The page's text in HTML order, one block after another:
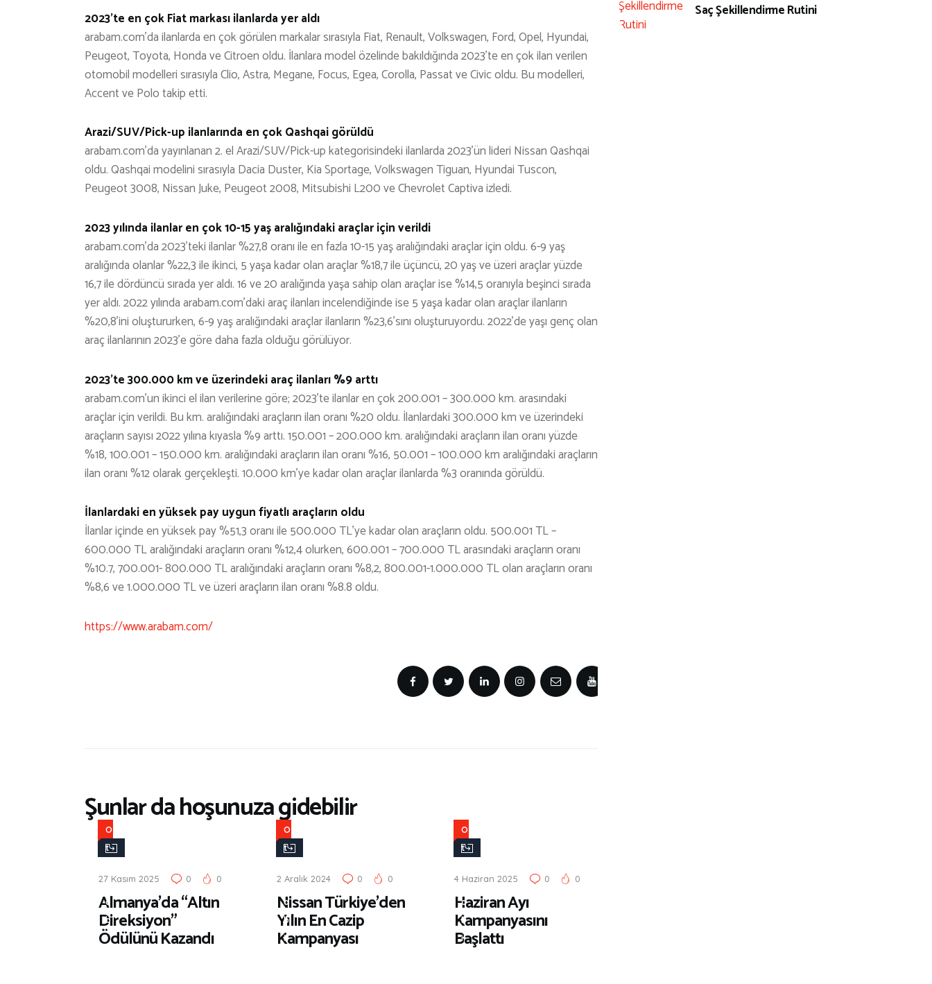
2023’te en çok Fiat markası ilanlarda yer aldı
arabam.com’da ilanlarda en çok görülen markalar sırasıyla Fiat, Renault, Volkswagen, Ford, Opel, Hyundai,
Peugeot, Toyota, Honda ve Citroen oldu. İlanlara model özelinde bakıldığında 2023’te en çok ilan verilen
otomobil modelleri sırasıyla Clio, Astra, Megane, Focus, Egea, Corolla, Passat ve Civic oldu. Bu modelleri,
Accent ve Polo takip etti.
Arazi/SUV/Pick-up ilanlarında en çok Qashqai görüldü
arabam.com’da yayınlanan 2. el Arazi/SUV/Pick-up kategorisindeki ilanlarda 2023’ün lideri Nissan Qashqai
oldu. Qashqai modelini sırasıyla Dacia Duster, Kia Sportage, Volkswagen Tiguan, Hyundai Tuscon,
Peugeot 3008, Nissan Juke, Peugeot 2008, Mitsubishi L200 ve Chevrolet Captiva izledi.
2023 yılında ilanlar en çok 10-15 yaş aralığındaki araçlar için verildi
arabam.com’da 2023’teki ilanlar %27,8 oranı ile en fazla 10-15 yaş aralığındaki araçlar için oldu. 6-9 yaş
aralığında olanlar %22,3 ile ikinci, 5 yaşa kadar olan araçlar %18,7 ile üçüncü, 20 yaş ve üzeri araçlar yüzde
16,7 ile dördüncü sırada yer aldı. 16 ve 20 aralığında yaşa sahip olan araçlar ise %14,5 oranıyla beşinci sırada
yer aldı. 2022 yılında arabam.com’daki araç ilanları incelendiğinde ise 5 yaşa kadar olan araçlar ilanların
%20,8’ini oluştururken, 6-9 yaş aralığındaki araçlar ilanların %23,6’sını oluşturuyordu. 2022’de yaşı genç olan
araç ilanlarının 2023’e göre daha fazla olduğu görülüyor.
2023’te 300.000 km ve üzerindeki araç ilanları %9 arttı
arabam.com’un ikinci el ilan verilerine göre; 2023’te ilanlar en çok 200.001 – 300.000 km. arasındaki
araçlar için verildi. Bu km. aralığındaki araçların ilan oranı %20 oldu. İlanlardaki 300.000 km ve üzerindeki
araçların sayısı 2022 yılına kıyasla %9 arttı. 150.001 – 200.000 km. aralığındaki araçların ilan oranı yüzde
%18, 100.001 – 150.000 km. aralığındaki araçların ilan oranı %16, 50.001 – 100.000 km aralığındaki araçların
ilan oranı %12 olarak gerçekleşti. 10.000 km’ye kadar olan araçlar ilanlarda %3 oranında görüldü.
İlanlardaki en yüksek pay uygun fiyatlı araçların oldu
İlanlar içinde en yüksek pay %51,3 oranı ile 500.000 TL’ye kadar olan araçların oldu. 500.001 TL –
600.000 TL aralığındaki araçların oranı %12,4 olurken, 600.001 – 700.000 TL arasındaki araçların oranı
%10.7, 700.001- 800.000 TL aralığındaki araçların oranı %8,2, 800.001-1.000.000 TL olan araçların oranı
%8,6 ve 1.000.000 TL ve üzeri araçların ilan oranı %8.8 oldu.
https://www.arabam.com/
Şunlar da hoşunuza gidebilir
O
t
m
o
b
i
27 Kasım 2025 0 0
Almanya’da “Altın
Direksiyon”
Ödülünü Kazandı
O
t
m
o
b
i
2 Aralık 2024 0 0
Nissan Türkiye’den
Yılın En Cazip
Kampanyası
O
t
m
o
b
i
4 Haziran 2025 0 0
Haziran Ayı
Kampanyasını
Başlattı
Saç Şekillendirme Rutini